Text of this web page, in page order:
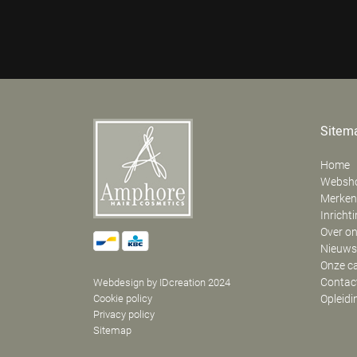
Webdesign by IDcreation 2024
Cookie policy
Privacy policy
Sitemap
Home
Merken
Over
Nieuws
Onze